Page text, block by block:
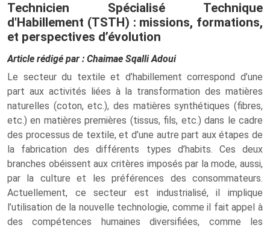
Technicien Spécialisé Technique
d'Habillement (TSTH) : missions, formations,
et perspectives d’évolution
Article rédigé par : Chaimae Sqalli Adoui
Le secteur du textile et d’habillement correspond d’une
part aux activités liées à la transformation des matières
naturelles (coton, etc.), des matières synthétiques (fibres,
etc.) en matières premières (tissus, fils, etc.) dans le cadre
des processus de textile, et d’une autre part aux étapes de
la fabrication des différents types d’habits. Ces deux
branches obéissent aux critères imposés par la mode, aussi,
par la culture et les préférences des consommateurs.
Actuellement, ce secteur est industrialisé, il implique
l’utilisation de la nouvelle technologie, comme il fait appel à
des compétences humaines diversifiées, comme les